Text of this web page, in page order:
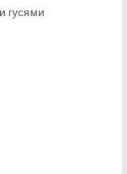
гусями